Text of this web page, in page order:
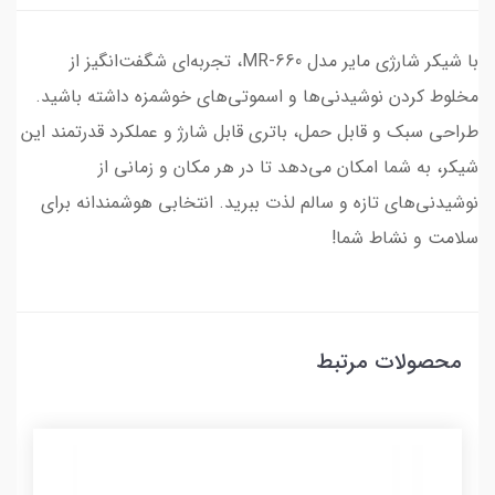
با شیکر شارژی مایر مدل MR-660، تجربه‌ای شگفت‌انگیز از
مخلوط کردن نوشیدنی‌ها و اسموتی‌های خوشمزه داشته باشید.
طراحی سبک و قابل حمل، باتری قابل شارژ و عملکرد قدرتمند این
شیکر، به شما امکان می‌دهد تا در هر مکان و زمانی از
نوشیدنی‌های تازه و سالم لذت ببرید. انتخابی هوشمندانه برای
سلامت و نشاط شما!
محصولات مرتبط